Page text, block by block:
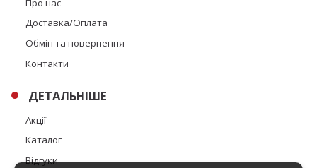
Про нас
Доставка/Оплата
Обмін та повернення
Контакти
ДЕТАЛЬНІШЕ
Акції
Каталог
Відгуки